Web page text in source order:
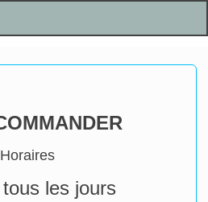
Horaires
les jours